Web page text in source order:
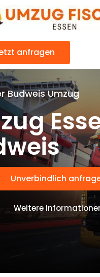
anfragen
Budweis Umzug
Unverbindlich
Weitere